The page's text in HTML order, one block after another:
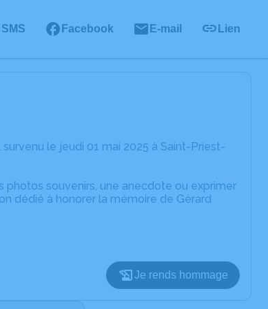
SMS Facebook E-mail Lien
le jeudi 01 mai 2025 à Saint-Priest-
photos souvenirs, une anecdote ou exprimer
dédié à honorer la mémoire de Gérard
Je rends hommage